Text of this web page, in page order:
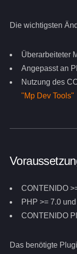
Die wichtigsten
Überarbeiteter
Angepasst an
Nutzung des
"Mp Dev Tools"
CONTENIDO
PHP >= 7.0
CONTENIDO
Das benötigte